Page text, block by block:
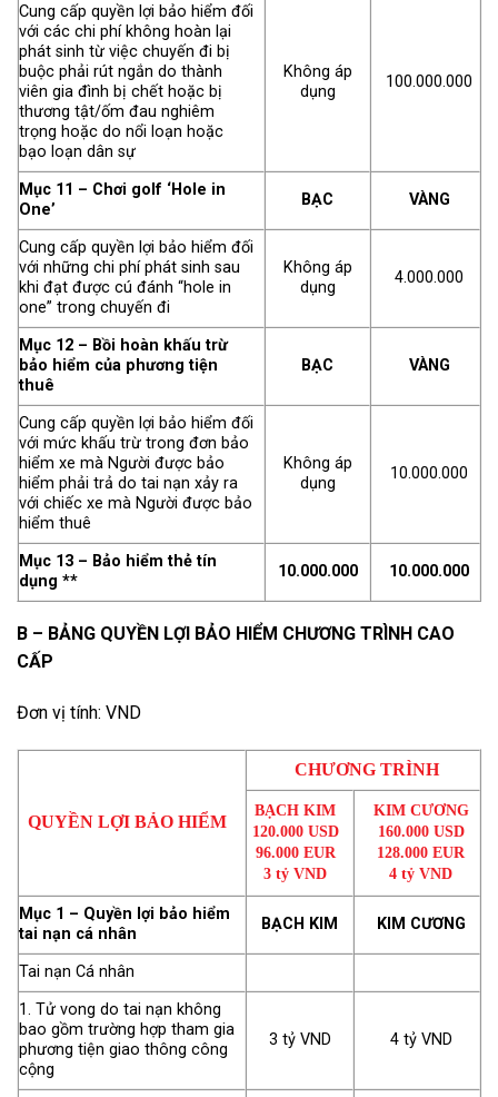
Cung cấp quyền lợi bảo hiểm đối
với các chi phí không hoàn lại
phát sinh từ việc chuyến đi bị
buộc phải rút ngắn do thành
viên gia đình bị chết hoặc bị
thương tật/ốm đau nghiêm
trọng hoặc do nổi loạn hoặc
bạo loạn dân sự
Không áp
dụng
100.000.000
Mục 11 – Chơi golf ‘Hole in
One’
BẠC VÀNG
Cung cấp quyền lợi bảo hiểm đối
với những chi phí phát sinh sau
khi đạt được cú đánh “hole in
one” trong chuyến đi
Không áp
dụng
4.000.000
Mục 12 – Bồi hoàn khấu trừ
bảo hiểm của phương tiện
thuê
BẠC VÀNG
Cung cấp quyền lợi bảo hiểm đối
với mức khấu trừ trong đơn bảo
hiểm xe mà Người được bảo
hiểm phải trả do tai nạn xảy ra
với chiếc xe mà Người được bảo
hiểm thuê
Không áp
dụng
10.000.000
Mục 13 – Bảo hiểm thẻ tín
dụng **
10.000.000 10.000.000
B – BẢNG QUYỀN LỢI BẢO HIỂM CHƯƠNG TRÌNH CAO
CẤP
Đơn vị tính: VND
QUYỀNLỢIBẢOHIỂM
CHƯƠNG TRÌNH
BẠCH KIM
120.000 USD
96.000 EUR
3 tỷ VND
KIM CƯƠNG
160.000 USD
128.000 EUR
4 tỷ VND
Mục 1 – Quyền lợi bảo hiểm
tai nạn cá nhân
BẠCH KIM KIM CƯƠNG
Tai nạn Cá nhân
1. Tử vong do tai nạn không
bao gồm trường hợp tham gia
phương tiện giao thông công
cộng
3 tỷ VND 4 tỷ VND